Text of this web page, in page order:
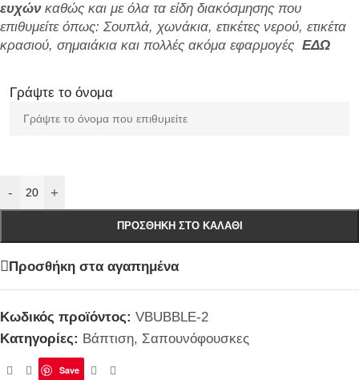
ευχών καθώς και με όλα τα είδη διακόσμησης που
επιθυμείτε όπως: Σουπλά, χωνάκια, ετικέτες νερού, ετικέτα
κρασιού, σημαιάκια και πολλές ακόμα εφαρμογές EΔΩ
Γράψτε το όνομα
- +
ΠΡΟΣΘΉΚΗ ΣΤΟ ΚΑΛΆΘΙ
Προσθήκη στα αγαπημένα
Κωδικός προϊόντος: VBUBBLE-2
Κατηγορίες: Βάπτιση, Σαπουνόφουσκες
Save